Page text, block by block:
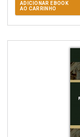
ADICIONAR EBOOK
AO CARRINHO